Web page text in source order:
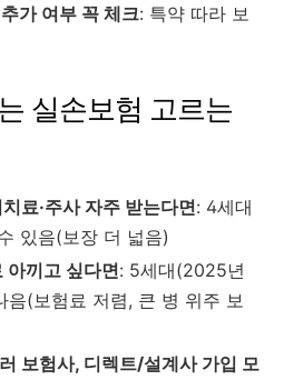
가 여부 꼭 체크: 특약 따라 보
실손보험 고르는
료·주사 자주 받는다면: 4세대
있음(보장 더 넓음)
아끼고 싶다면: 5세대(2025년
음(보험료 저렴, 큰 병 위주 보
보험사, 디렉트/설계사 가입 모